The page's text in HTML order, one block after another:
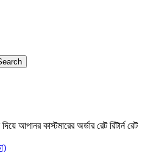
আপানর কাস্টমারের অর্ডার রেট রিটার্ন রেট